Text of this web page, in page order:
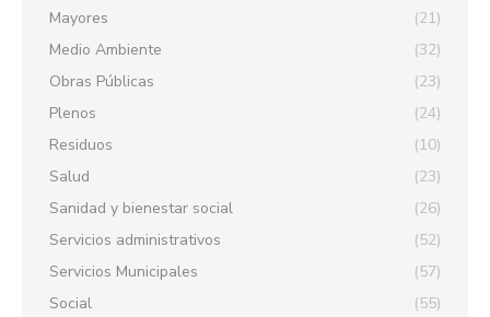
Mayores
(21)
Medio Ambiente
(32)
Obras Públicas
(23)
Plenos
(24)
Residuos
(10)
Salud
(23)
Sanidad y bienestar social
(26)
Servicios administrativos
(52)
Servicios Municipales
(57)
Social
(55)